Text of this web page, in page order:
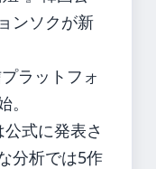
ンソクが新
プラットフォ
公式に発表さ
分析では5作